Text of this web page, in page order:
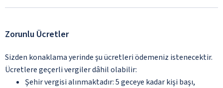
Zorunlu Ücretler
Sizden konaklama yerinde şu ücretleri ödemeniz istenecektir.
Ücretlere geçerli vergiler dâhil olabilir:
Şehir vergisi alınmaktadır: 5 geceye kadar kişi başı,